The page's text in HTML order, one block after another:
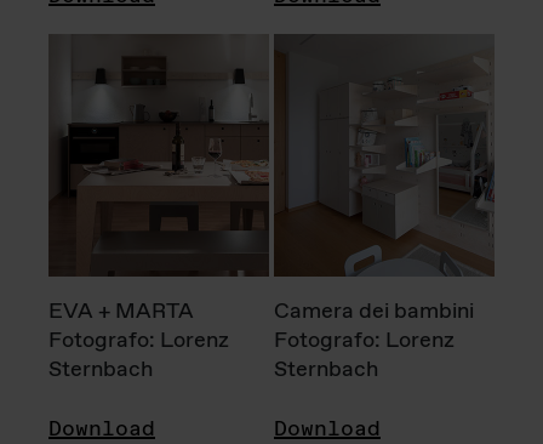
EVA + MARTA
Fotografo: Lorenz
Sternbach
Download
Camera dei bambini
Fotografo: Lorenz
Sternbach
Download